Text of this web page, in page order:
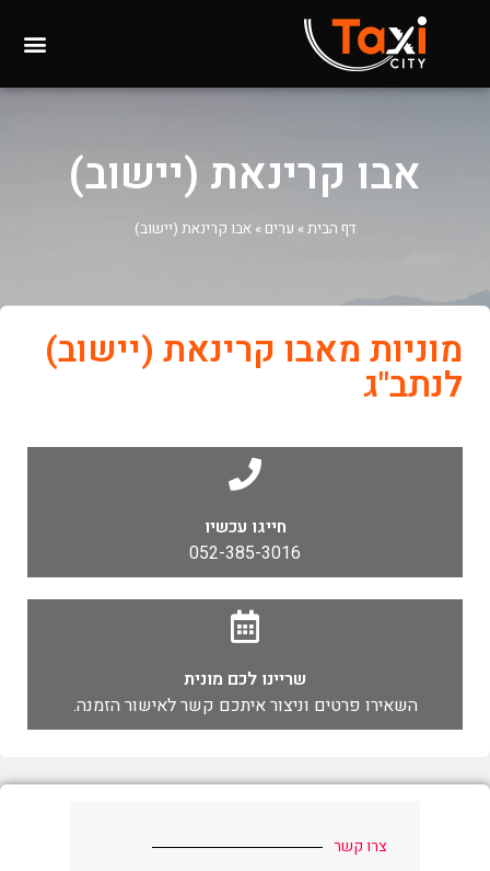
אבו קרינאת (יישוב)
דף הבית» ערים »אבו קרינאת (יישוב)
מוניות מאבו קרינאת (יישוב)
לנתב"ג
חייגו עכשיו
052-385-3016
שריינו לכם מונית
השאירו פרטים וניצור איתכם קשר לאישור הזמנה.
צרו קשר